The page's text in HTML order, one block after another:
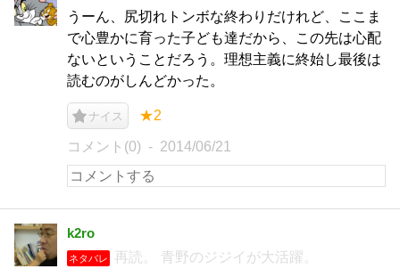
うーん、尻切れトンボな終わりだけれど、ここま
で心豊かに育った子ども達だから、この先は心配
ないということだろう。理想主義に終始し最後は
読むのがしんどかった。
ナイス ★2
コメント(0) 2014/06/21
k2ro
ネタバレ 再読。 青野のジジイが大活躍。